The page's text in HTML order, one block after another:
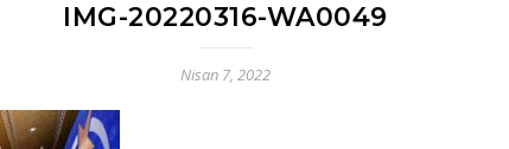
IMG-20220316-WA0049
Nisan 7, 2022